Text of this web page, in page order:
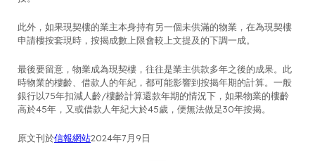
此外，如果現契樓的業主本身持有另一個未供滿的物業，在為現契樓
申請樓按套現時，按揭成數上限會較上文提及的下調一成。
最後要留意，物業成為現契樓，往往是業主供款多年之後的成果。此
時物業的樓齡、借款人的年紀，都可能影響到按揭年期的計算。一般
銀行以75年扣減人齡/樓齡計算還款年期的情況下，如果物業的樓齡
高於45年，又或借款人年紀大於45歲，便無法做足30年按揭。
原文刊於信報網站2024年7月9日